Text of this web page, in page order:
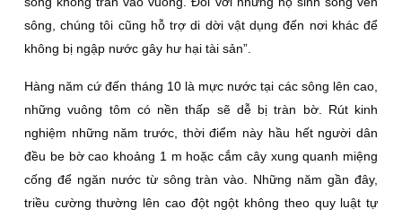
sông, chúng tôi cũng hỗ trợ di dời vật dụng đến nơi khác để
không bị ngập nước gây hư hại tài sản”.
Hàng năm cứ đến tháng 10 là mực nước tại các sông lên cao,
những vuông tôm có nền thấp sẽ dễ bị tràn bờ. Rút kinh
nghiệm những năm trước, thời điểm này hầu hết người dân
đều be bờ cao khoảng 1 m hoặc cắm cây xung quanh miệng
cống để ngăn nước từ sông tràn vào. Những năm gần đây,
triều cường thường lên cao đột ngột không theo quy luật tự